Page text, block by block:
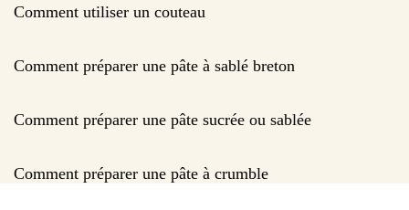
Comment utiliser un couteau
Comment préparer une pâte à sablé breton
Comment préparer une pâte sucrée ou sablée
Comment préparer une pâte à crumble